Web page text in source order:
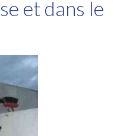
et dans le